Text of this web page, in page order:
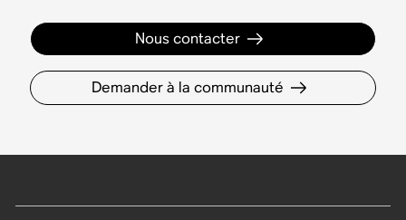
Nous contacter
Demander à la communauté